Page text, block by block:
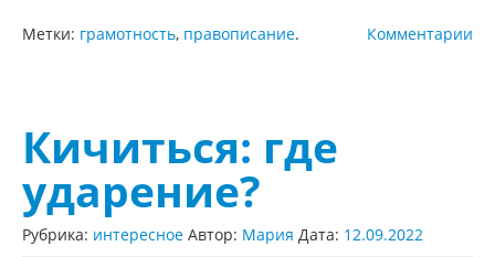
Комментарии
Метки: грамотность, правописание.
Кичиться: где
ударение?
Рубрика: интересное Автор: Мария Дата: 12.09.2022